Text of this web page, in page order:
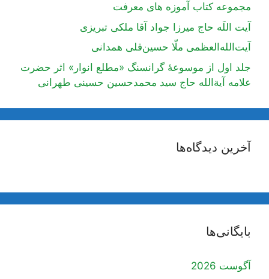
مجموعه کتاب آموزه های معرفت
آیت اللَه حاج میرزا جواد آقا ملکی تبریزی
آیت‌الله‌العظمی ملّا حسین‌قلی همدانی
جلد اول از موسوعۀ گرانسنگ «مطلع انوار» اثر حضرت
علامه آیة‌الله حاج سید محمدحسین حسینی طهرانی
آخرین دیدگاه‌ها
بایگانی‌ها
آگوست 2026